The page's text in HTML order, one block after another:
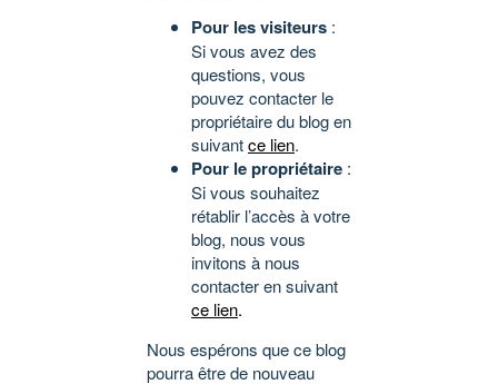
Pour les visiteurs :
Si vous avez des
questions, vous
pouvez contacter le
propriétaire du blog en
suivantce lien.
Pour le propriétaire :
Si vous souhaitez
rétablir l’accès à votre
blog, nous vous
invitons à nous
contacter en suivant
ce lien.
Nous espérons que ce blog
pourra être de nouveau